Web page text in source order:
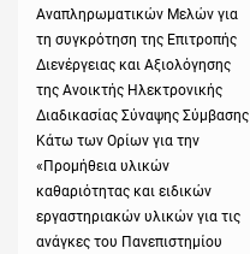
Αναπληρωματικών Μελών για
τη συγκρότηση της Επιτροπής
Διενέργειας και Αξιολόγησης
της Ανοικτής Ηλεκτρονικής
Διαδικασίας Σύναψης Σύμβασης
Κάτω των Ορίων για την
«Προμήθεια υλικών
καθαριότητας και ειδικών
εργαστηριακών υλικών για τις
ανάγκες του Πανεπιστημίου